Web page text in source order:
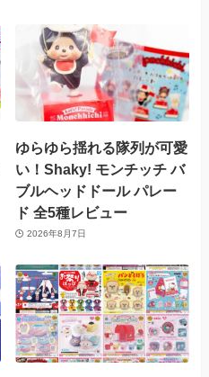
ゆらゆら揺れる隊列が可愛
い！Shaky! モンチッチ バ
ブルヘッドドール パレー
ド 全5種レビュー
2026年8月7日